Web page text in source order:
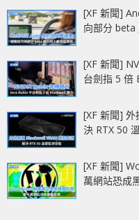
[XF 新聞]
向部分 beta
[XF 新聞]
台劍指 5 倍
[XF 新聞]
決 RTX 50
[XF 新聞]
萬網站恐成